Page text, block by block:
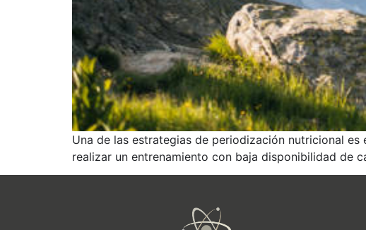
Una de las estrategias de periodización nutricional
realizar un entrenamiento con baja disponibilidad de